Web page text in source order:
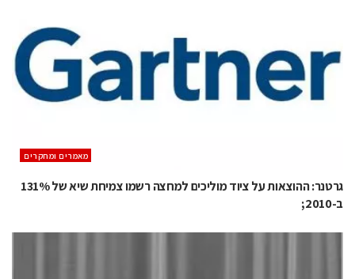
מאמרים ומחקרים
גרטנר: ההוצאות על ציוד מוליכים למחצה רשמו צמיחת שיא של 131%
ב-2010;